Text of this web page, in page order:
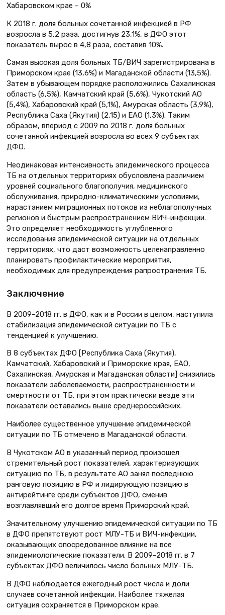
Хабаровском крае – 0%
К 2018 г. доля больных сочетанной инфекцией в РФ
возросла в 5,2 раза, достигнув 23,1%, в ДФО этот
показатель вырос в 4,8 раза, составив 10%.
Самая высокая доля больных ТБ/ВИЧ зарегистрирована в
Приморском крае (13,6%) и Магаданской области (13,5%).
Затем в убывающем порядке расположились Сахалинская
область (6,5%), Камчатский край (5,6%), Чукотский АО
(5,4%), Хабаровский край (5,1%), Амурская область (3,9%),
Республика Саха (Якутия) (2,15) и ЕАО (1,3%). Таким
образом, впериод с 2009 по 2018 г. доля больных
сочетанной инфекцией возросла во всех 9 субъектах
ДФО.
Неодинаковая интенсивность эпидемического процесса
ТБ на отдельных территориях обусловлена различием
уровней социального благополучия, медицинского
обслуживания, природно-климатическими условиями,
нарастанием миграционных потоков из неблагополучных
регионов и быстрым распространением ВИЧ-инфекции.
Это определяет необходимость углубленного
исследования эпидемической ситуации на отдельных
территориях, что даст возможность целенаправленно
планировать профилактические мероприятия,
необходимых для предупреждения рапространения ТБ.
Заключение
В 2009–2018 гг. в ДФО, как и в России в целом, наступила
стабилизация эпидемической ситуации по ТБ с
тенденцией к улучшению.
В 8 субъектах ДФО [Республика Саха (Якутия),
Камчатский, Хабаровский и Приморские края, ЕАО,
Сахалинская, Амурская и Магаданская области] снизились
показатели заболеваемости, распространенности и
смертности от ТБ, при этом практически везде эти
показатели оставались выше среднероссийских.
Наиболее существенное улучшение эпидемической
ситуации по ТБ отмечено в Магаданской области.
В Чукотском АО в указанный период произошел
стремительный рост показателей, характеризующих
ситуацию по ТБ, в результате АО занял последнюю
ранговую позицию в РФ и лидирующую позицию в
антирейтинге среди субъектов ДФО, сменив
возглавлявший его долгое время Приморский край.
Значительному улучшению эпидемической ситуации по ТБ
в ДФО препятствуют рост МЛУ-ТБ и ВИЧ-инфекции,
оказывающих опосредованное влияние на все
эпидемиологические показатели. В 2009–2018 гг. в 7
субъектах ДФО величилось число больных МЛУ-ТБ.
В ДФО наблюдается ежегодный рост числа и доли
случаев сочетанной инфекции. Наиболее тяжелая
ситуация сохраняется в Приморском крае.